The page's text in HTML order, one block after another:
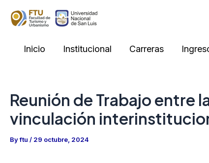
Inicio
Institucional Carreras
Reunión de Trabajo entre
vinculación
Byftu / 29 octubre, 2024